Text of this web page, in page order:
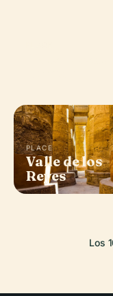
PLACE
Valle de los
Reyes
Los